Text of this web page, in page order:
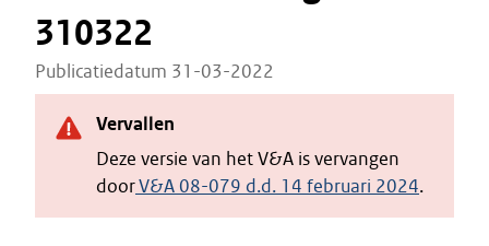
310322
Publicatiedatum 31-03-2022
Vervallen
Deze versie van het V&A is vervangen
doorV&A 08-079 d.d. 14 februari 2024.